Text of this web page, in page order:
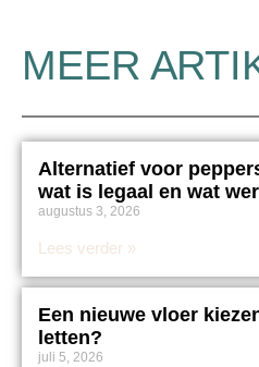
MEER
Alternatief voor
wat is legaal en wat
augustus 3, 2026
Lees verder »
Een nieuwe vloer
letten?
juli 5, 2026